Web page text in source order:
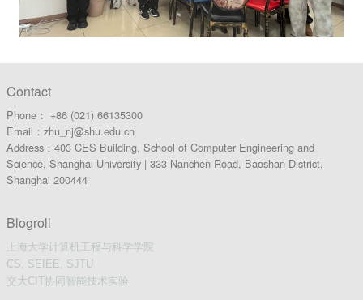
Contact
Phone： +86 (021) 66135300
Email：zhu_nj@shu.edu.cn
Address：403 CES Building, School of Computer Engineering and
Science, Shanghai University | 333 Nanchen Road, Baoshan District,
Shanghai 200444
Blogroll
上海大学计算机工程与科学学院
CS, SEIEE, SJTU
交大CIT协同智能技术实验